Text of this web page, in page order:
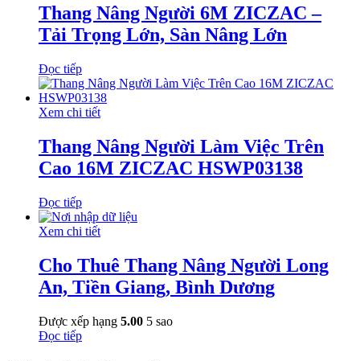
Thang Nâng Người 6M ZICZAC –
Tải Trọng Lớn, Sàn Nâng Lớn
Đọc tiếp
Xem chi tiết
Thang Nâng Người Làm Việc Trên
Cao 16M ZICZAC HSWP03138
Đọc tiếp
Xem chi tiết
Cho Thuê Thang Nâng Người Long
An, Tiền Giang, Bình Dương
Được xếp hạng 5.00 5 sao
Đọc tiếp